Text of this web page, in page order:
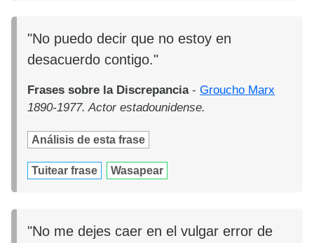
"No puedo decir que no estoy en
desacuerdo contigo."
Frases sobre la Discrepancia-Groucho Marx
1890-1977. Actor estadounidense.
Análisis de esta frase
Tuitear frase Wasapear
"No me dejes caer en el vulgar error de